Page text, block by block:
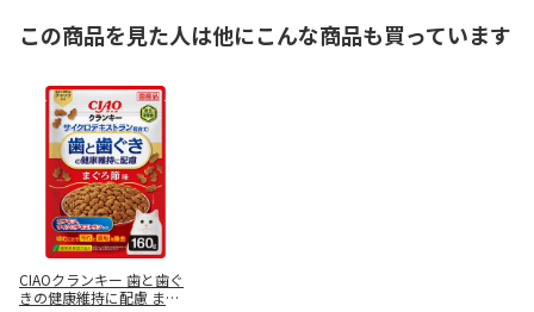
この商品を見た人は他にこんな商品も買っています
CIAOクランキー 歯と歯ぐ
きの健康維持に配慮 まぐ